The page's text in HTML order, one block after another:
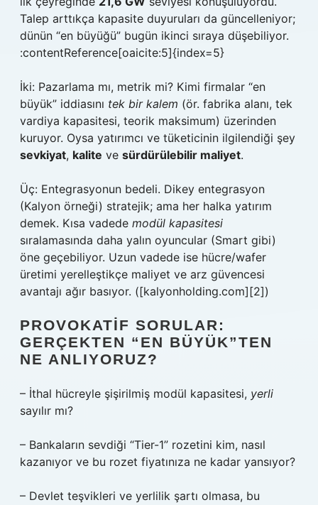
Talep arttıkça kapasite duyuruları da güncelleniyor;
dünün “en büyüğü” bugün ikinci sıraya düşebiliyor.
:contentReference[oaicite:5]{index=5}
İki: Pazarlama mı, metrik mi? Kimi firmalar “en
büyük” iddiasını tek bir kalem (ör. fabrika alanı, tek
vardiya kapasitesi, teorik maksimum) üzerinden
kuruyor. Oysa yatırımcı ve tüketicinin ilgilendiği şey
sevkiyat, kalite ve sürdürülebilir maliyet.
Üç: Entegrasyonun bedeli. Dikey entegrasyon
(Kalyon örneği) stratejik; ama her halka yatırım
demek. Kısa vadede modül kapasitesi
sıralamasında daha yalın oyuncular (Smart gibi)
öne geçebiliyor. Uzun vadede ise hücre/wafer
üretimi yerelleştikçe maliyet ve arz güvencesi
avantajı ağır basıyor. ([kalyonholding.com][2])
PROVOKATIF SORULAR:
GERÇEKTEN “EN BÜYÜK”TEN
NE ANLIYORUZ?
– İthal hücreyle şişirilmiş modül kapasitesi, yerli
sayılır mı?
– Bankaların sevdiği “Tier-1” rozetini kim, nasıl
kazanıyor ve bu rozet fiyatınıza ne kadar yansıyor?
– Devlet teşvikleri ve yerlilik şartı olmasa, bu